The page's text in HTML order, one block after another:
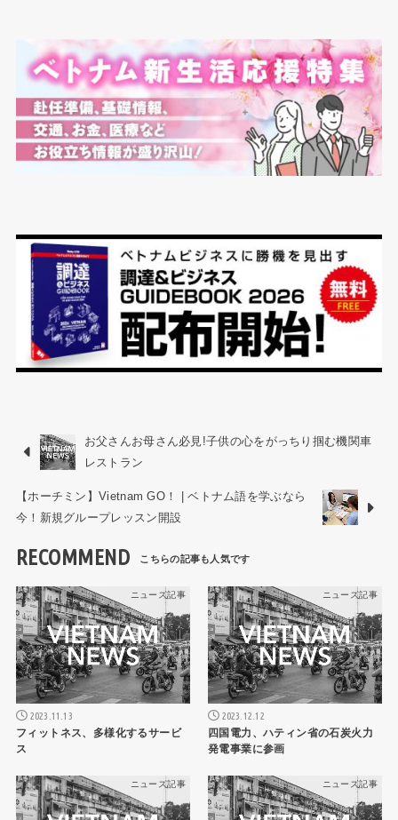
お父さんお母さん必見!子供の心をがっちり掴む機関車
レストラン
【ホーチミン】Vietnam GO！ | ベトナム語を学ぶなら
今！新規グループレッスン開設
RECOMMEND
ニュース記事
2023.11.13
フィットネス、多様化するサービ
ス
ニュース記事
2023.12.12
四国電力、ハティン省の石炭火力
発電事業に参画
ニュース記事 ニュース記事